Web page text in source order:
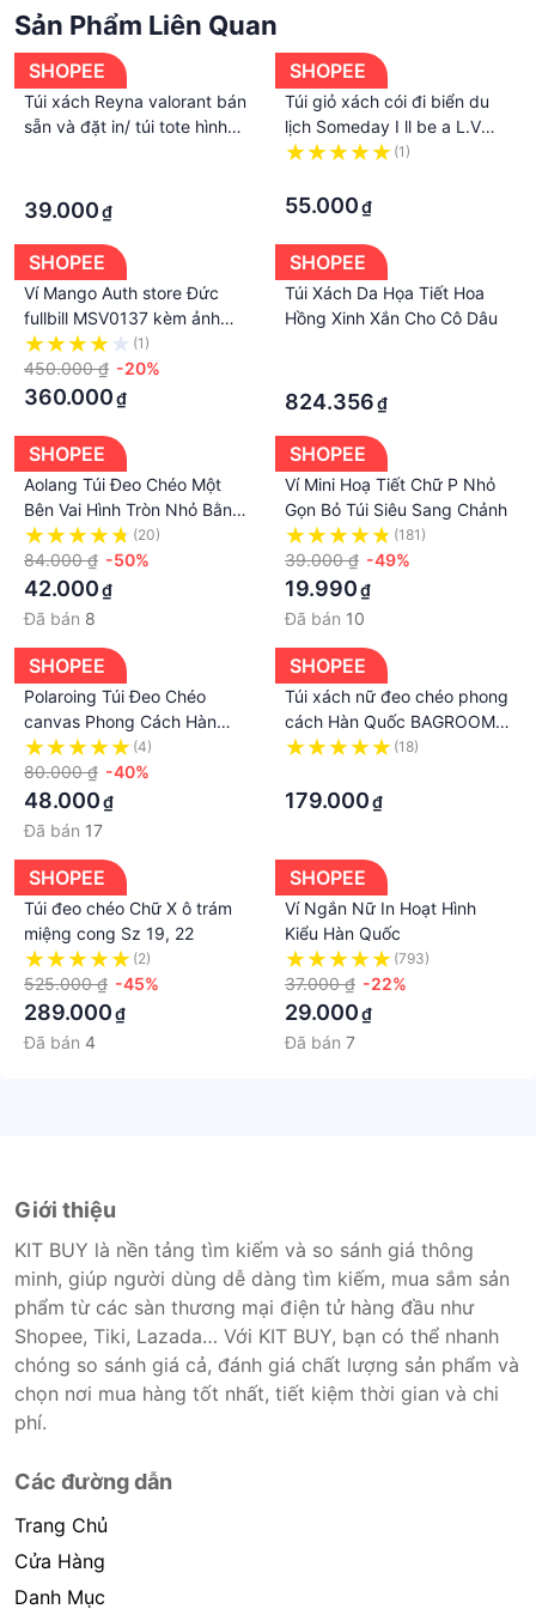
- Không thích, không hợp, đặt nhầm mã, nhầm
Do màn hình và điều kiện ánh sáng khác nhau, màu
sắc thực tế của sản phẩm có thể chênh lệch khoảng
3-5%
👉Luôn mang đến bạn trải ngiệm hài lòng nhất chất
Khách nhập sỉ in bok mình nhé
#balo #balonam #balolonu #cap #hoc #sinh #di
#hoc #thoi #trang #nam #nu #laptop #bassic #den
#trang #tron
Sản Phẩm Liên Quan
SHOPEE
Túi xách Reyna valorant bán
sẵn và đặt in/ túi tote hình
39.000₫
SHOPEE
Túi giỏ xách cói đi biển du
lịch Someday I ll be a L.V
bản to thời trang 2021
(1)
55.000₫
SHOPEE
Ví Mango Auth store Đức
fullbill MSV0137 kèm ảnh
thật
(1)
450.000 ₫ -20%
360.000₫
SHOPEE
Túi Xách Da Họa Tiết Hoa
Hồng Xinh Xắn Cho Cô Dâu
824.356₫
SHOPEE
Aolang Túi Đeo Chéo Một
Bên Vai Hình Tròn Nhỏ Bằng
Vải Bạt Cá Tính Vui Nhộn
Phong Cách Hàn Quốc Dành
Cho Bạn Gái
(20)
84.000 ₫ -50%
42.000₫
Đã bán 8
SHOPEE
Ví Mini Hoạ Tiết Chữ P Nhỏ
Gọn Bỏ Túi Siêu Sang Chảnh
(181)
39.000 ₫ -49%
19.990₫
Đã bán 10
SHOPEE
Polaroing Túi Đeo Chéo
canvas Phong Cách Hàn
Quốc Dễ Thương Cho Nữ
(4)
80.000 ₫ -40%
48.000₫
Đã bán 17
SHOPEE
Túi xách nữ đeo chéo phong
cách Hàn Quốc BAGROOM
dạng hộp chữ nhật nhiều
(18)
179.000₫
SHOPEE
Túi đeo chéo Chữ X ô trám
miệng cong Sz 19, 22
(2)
525.000 ₫ -45%
289.000₫
Đã bán 4
SHOPEE
Ví Ngắn Nữ In Hoạt Hình
Kiểu Hàn Quốc
(793)
37.000 ₫ -22%
29.000₫
Đã bán 7
Giới thiệu
KIT BUY là nền tảng tìm kiếm và so sánh giá thông
minh, giúp người dùng dễ dàng tìm kiếm, mua sắm sản
phẩm từ các sàn thương mại điện tử hàng đầu như
Shopee, Tiki, Lazada… Với KIT BUY, bạn có thể nhanh
chóng so sánh giá cả, đánh giá chất lượng sản phẩm và
chọn nơi mua hàng tốt nhất, tiết kiệm thời gian và chi
phí.
Các đường dẫn
Trang Chủ
Cửa Hàng
Danh Mục